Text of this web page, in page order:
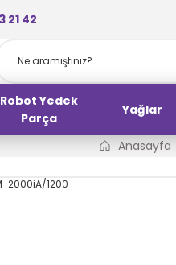
21 42
Robot Yedek
Parça
Yağlar
Anasayfa